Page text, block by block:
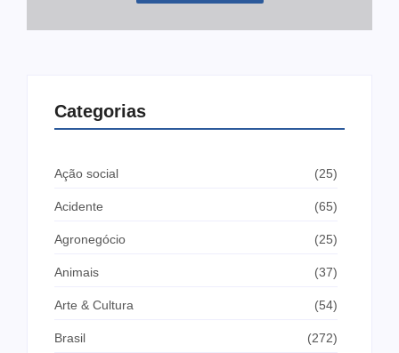
Categorias
Ação social (25)
Acidente (65)
Agronegócio (25)
Animais (37)
Arte & Cultura (54)
Brasil (272)